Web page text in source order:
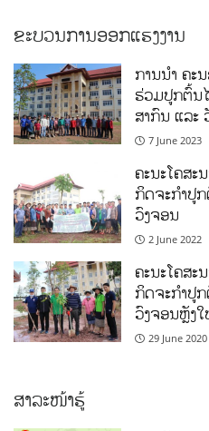
ຂະບວນການອອກແຮງງານ
ການນໍາ ຄະ
ຮ່ວມປູກຕົ້ນ
ສາກົນ ແລະ
7 June 2023
ຄະນະໂຄສ
ກິດຈະກຳປູ
ວົງຈອນ
2 June 2022
ຄະນະໂຄສ
ກິດຈະກຳປູ
ວົງຈອນຫຼັງ
29 June 2020
ສາລະໜ້າຮູ້